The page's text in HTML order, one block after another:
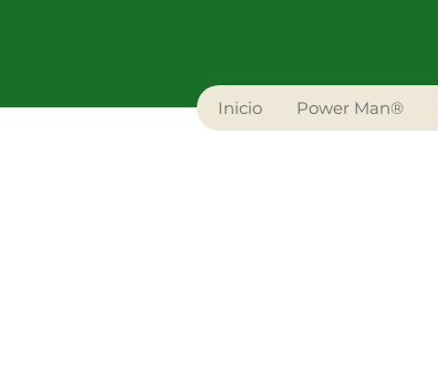
Inicio Power Man®